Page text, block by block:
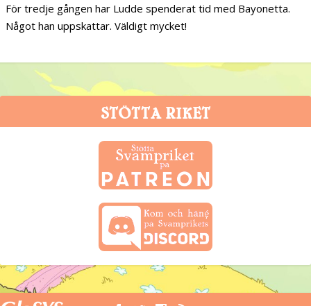
För tredje gången har Ludde spenderat tid med Bayonetta.
Något han uppskattar. Väldigt mycket!
STÖTTA RIKET